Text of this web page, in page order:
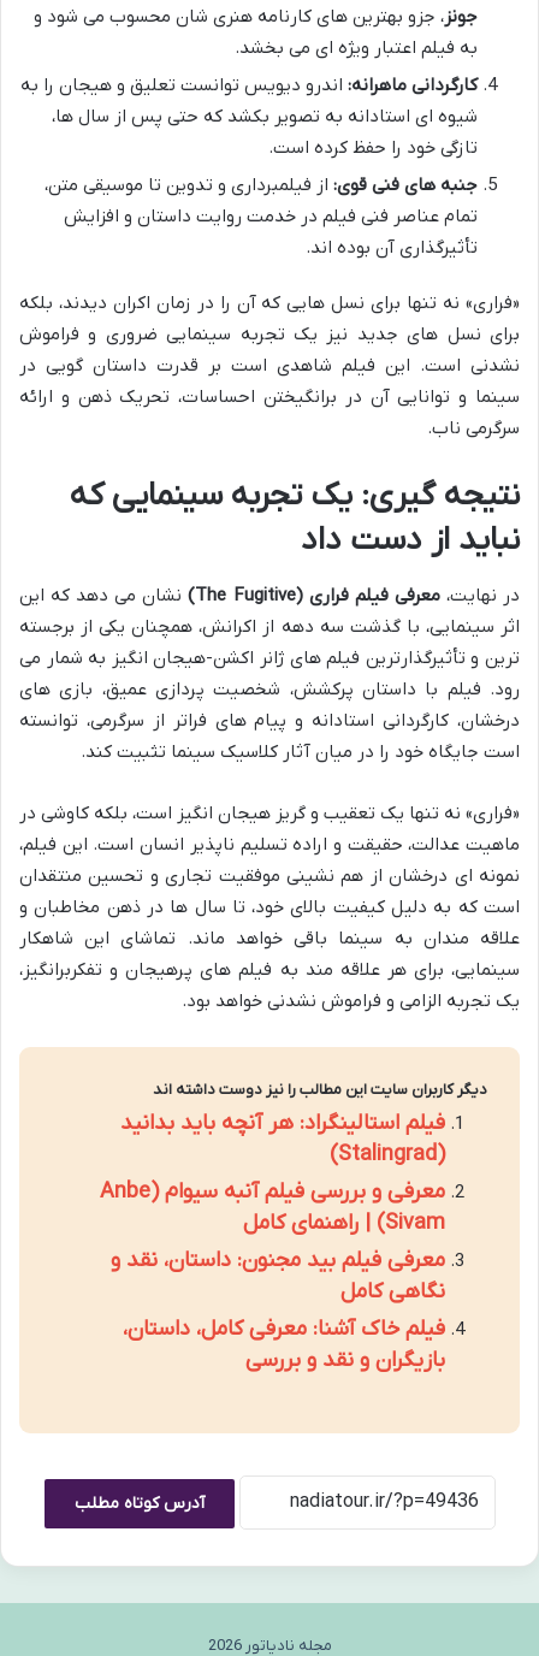
جونز، جزو بهترین های کارنامه هنری شان محسوب می شود و
به فیلم اعتبار ویژه ای می بخشد.
کارگردانی ماهرانه: اندرو دیویس توانست تعلیق و هیجان را به
شیوه ای استادانه به تصویر بکشد که حتی پس از سال ها،
تازگی خود را حفظ کرده است.
جنبه های فنی قوی: از فیلمبرداری و تدوین تا موسیقی متن،
تمام عناصر فنی فیلم در خدمت روایت داستان و افزایش
تأثیرگذاری آن بوده اند.
«فراری» نه تنها برای نسل هایی که آن را در زمان اکران دیدند، بلکه
برای نسل های جدید نیز یک تجربه سینمایی ضروری و فراموش
نشدنی است. این فیلم شاهدی است بر قدرت داستان گویی در
سینما و توانایی آن در برانگیختن احساسات، تحریک ذهن و ارائه
سرگرمی ناب.
نتیجه گیری: یک تجربه سینمایی که
نباید از دست داد
در نهایت،معرفی فیلم فراری (The Fugitive)
نشان می دهد که این
اثر سینمایی، با گذشت سه دهه از اکرانش، همچنان یکی از برجسته
ترین و تأثیرگذارترین فیلم های ژانر اکشن-هیجان انگیز به شمار می
رود. فیلم با داستان پرکشش، شخصیت پردازی عمیق، بازی های
درخشان، کارگردانی استادانه و پیام های فراتر از سرگرمی، توانسته
است جایگاه خود را در میان آثار کلاسیک سینما تثبیت کند.
«فراری» نه تنها یک تعقیب و گریز هیجان انگیز است، بلکه کاوشی در
ماهیت عدالت، حقیقت و اراده تسلیم ناپذیر انسان است. این فیلم،
نمونه ای درخشان از هم نشینی موفقیت تجاری و تحسین منتقدان
است که به دلیل کیفیت بالای خود، تا سال ها در ذهن مخاطبان و
علاقه مندان به سینما باقی خواهد ماند. تماشای این شاهکار
سینمایی، برای هر علاقه مند به فیلم های پرهیجان و تفکربرانگیز،
یک تجربه الزامی و فراموش نشدنی خواهد بود.
دیگر کاربران سایت این مطالب را نیز دوست داشته اند
فیلم استالینگراد: هر آنچه باید بدانید
(Stalingrad)
معرفی و بررسی فیلم آنبه سیوام (Anbe
Sivam) | راهنمای کامل
معرفی فیلم بید مجنون: داستان، نقد و
نگاهی کامل
فیلم خاک آشنا: معرفی کامل، داستان،
بازیگران و نقد و بررسی
آدرس کوتاه مطلب
مجله نادیاتور 2026